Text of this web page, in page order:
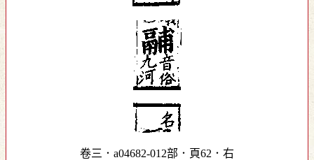
卷三．a04682-012部．頁62．右